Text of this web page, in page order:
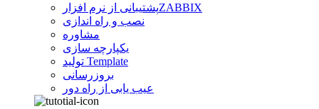
پشتیبانی از نرم افزارZABBIX
نصب و راه اندازی
مشاوره
یکپارچه سازی
تولید Template
بروزرسانی
عیب یابی از راه دور